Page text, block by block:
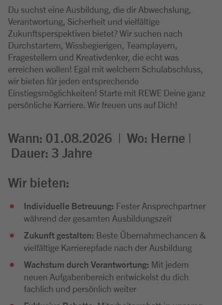
Du suchst eine Ausbildung, die dir Abwechslung,
Verantwortung, Sicherheit und vielfältige
Zukunftsperspektiven bietet? Wir suchen nach
Durchstartern, Wissbegierigen, Teamplayern,
Fragestellern und Kreativdenker, die echt was
erreichen wollen! Egal mit welchem Schulabschluss,
wir bieten für jeden entsprechende
Einstiegsmöglichkeiten! Starte mit REWE Deine ganz
persönliche Karriere. Wir freuen uns auf Dich!
Wann: 01.08.2026 | Wo: Herne |
Dauer: 3 Jahre
Wir bieten:
Individuelle Betreuung: Fester Ansprechpartner
während der gesamten Ausbildungszeit
Zukunft gestalten: Beste Übernahmechancen &
vielfältige Karrierepfade nach der Ausbildung
Wachstum durch Verantwortung: Mit jedem
neuen Aufgabenbereich entwickelst du dich
fachlich und persönlich weiter